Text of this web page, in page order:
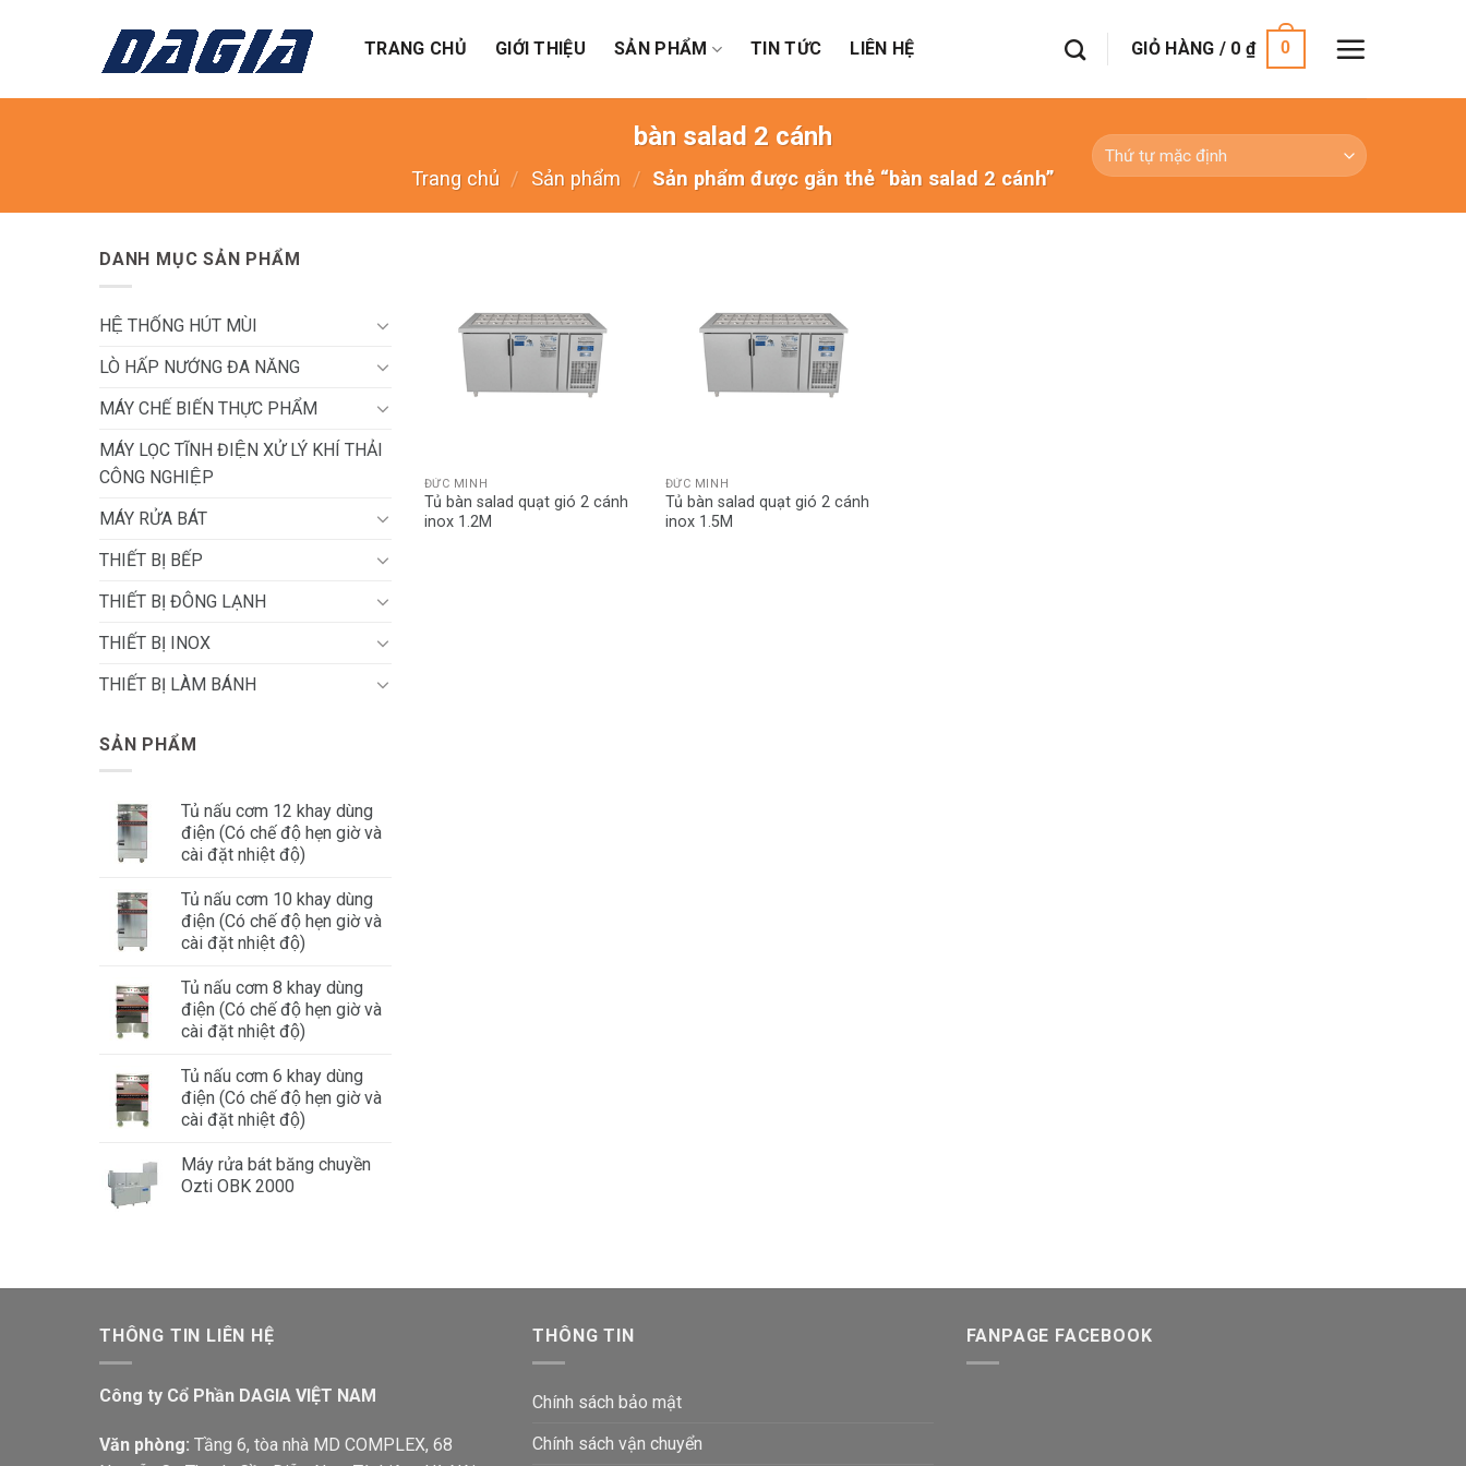
TRANG CHỦ GIỚI THIỆU SẢN PHẨM TIN TỨC LIÊN HỆ GIỎ HÀNG / 0₫ 0
bàn salad 2 cánh
Trang chủ / Sản phẩm / Sản phẩm được gắn thẻ “bàn salad 2 cánh”
DANH MỤC SẢN PHẨM
HỆ THỐNG HÚT MÙI
LÒ HẤP NƯỚNG ĐA NĂNG
MÁY CHẾ BIẾN THỰC PHẨM
MÁY LỌC TĨNH ĐIỆN XỬ LÝ KHÍ THẢI
CÔNG NGHIỆP
MÁY RỬA BÁT
THIẾT BỊ BẾP
THIẾT BỊ ĐÔNG LẠNH
THIẾT BỊ INOX
THIẾT BỊ LÀM BÁNH
SẢN PHẨM
Tủ nấu cơm 12 khay dùng
điện (Có chế độ hẹn giờ và
cài đặt nhiệt độ)
Tủ nấu cơm 10 khay dùng
điện (Có chế độ hẹn giờ và
cài đặt nhiệt độ)
Tủ nấu cơm 8 khay dùng
điện (Có chế độ hẹn giờ và
cài đặt nhiệt độ)
Tủ nấu cơm 6 khay dùng
điện (Có chế độ hẹn giờ và
cài đặt nhiệt độ)
Máy rửa bát băng chuyền
Ozti OBK 2000
ĐỨC MINH
Tủ bàn salad quạt gió 2 cánh
inox 1.2M
ĐỨC MINH
Tủ bàn salad quạt gió 2 cánh
inox 1.5M
THÔNG TIN LIÊN HỆ
Công ty Cổ Phần DAGIA VIỆT NAM
Văn phòng: Tầng 6, tòa nhà MD COMPLEX, 68
THÔNG TIN
Chính sách bảo mật
Chính sách vận chuyển
FANPAGE FACEBOOK